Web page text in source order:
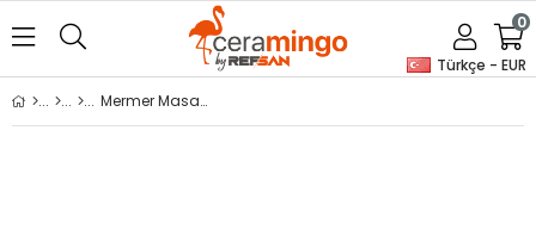
Türkçe - EUR
0
Mermer Masa (Demonte) 70 x 140 cm (Alt Raflı)